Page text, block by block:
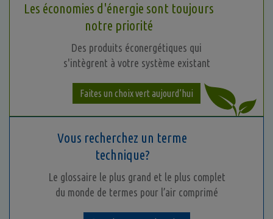
Les économies d'énergie sont toujours
notre priorité
Des produits éconergétiques qui
s'intègrent à votre système existant
Faites un choix vert aujourd’hui
Vous recherchez un terme
technique?
Le glossaire le plus grand et le plus complet
du monde de termes pour l’air comprimé